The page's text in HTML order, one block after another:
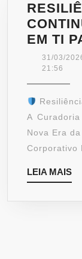
EM TI
31/03/
21:56
A
Nova Era
Corporativo
LEIA MAIS